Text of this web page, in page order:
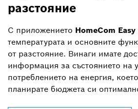
разстояние
С приложението HomeCom Easy
температурата и основните
от разстояние. Винаги имате
информация за състоянието на
потреблението на енергия,
планирате бюджета си